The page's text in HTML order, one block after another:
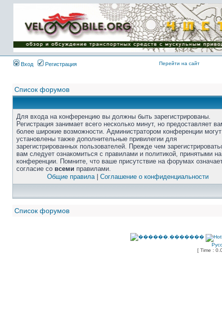
Вход Регистрация Перейти на сайт
Список форумов
Для входа на конференцию вы должны быть зарегистрированы.
Регистрация занимает всего несколько минут, но предоставляет
более широкие возможности. Администратором конференции
установлены также дополнительные привилегии для
зарегистрированных пользователей. Прежде чем
вам следует ознакомиться с правилами и политикой, принятыми на
конференции. Помните, что ваше присутствие на форумах
согласие со всеми правилами.
Общие правила| Соглашение о конфиденциальности
Список форумов
[ Time :